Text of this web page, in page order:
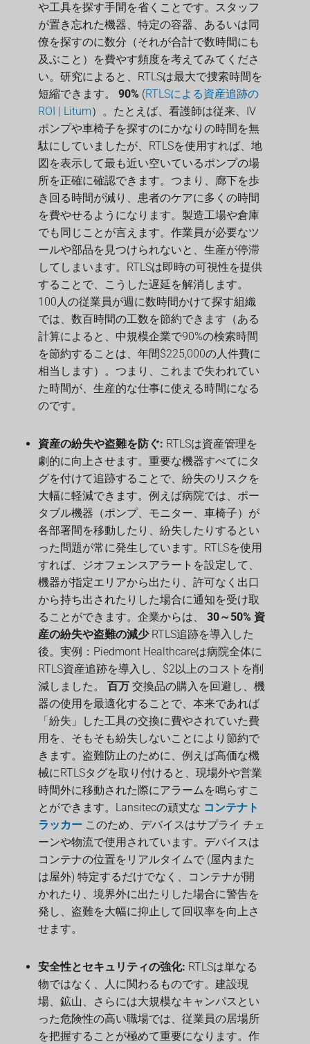
や工具を探す手間を省くことです。スタッフ
が置き忘れた機器、特定の容器、あるいは同
僚を探すのに数分（それが合計で数時間にも
及ぶこと）を費やす頻度を考えてみてくださ
い。研究によると、RTLSは最大で捜索時間を
短縮できます。 90% (RTLSによる資産追跡の
ROI | Litum）。たとえば、看護師は従来、IV
ポンプや車椅子を探すのにかなりの時間を無
駄にしていましたが、RTLSを使用すれば、地
図を表示して最も近い空いているポンプの場
所を正確に確認できます。つまり、廊下を歩
き回る時間が減り、患者のケアに多くの時間
を費やせるようになります。製造工場や倉庫
でも同じことが言えます。作業員が必要なツ
ールや部品を見つけられないと、生産が停滞
してしまいます。RTLSは即時の可視性を提供
することで、こうした遅延を解消します。
100人の従業員が週に数時間かけて探す組織
では、数百時間の工数を節約できます（ある
計算によると、中規模企業で90%の検索時間
を節約することは、年間$225,000の人件費に
相当します）。つまり、これまで失われてい
た時間が、生産的な仕事に使える時間になる
のです。
資産の紛失や盗難を防ぐ: RTLSは資産管理を
劇的に向上させます。重要な機器すべてにタ
グを付けて追跡することで、紛失のリスクを
大幅に軽減できます。例えば病院では、ポー
タブル機器（ポンプ、モニター、車椅子）が
各部署間を移動したり、紛失したりするとい
った問題が常に発生しています。RTLSを使用
すれば、ジオフェンスアラートを設定して、
機器が指定エリアから出たり、許可なく出口
から持ち出されたりした場合に通知を受け取
ることができます。企業からは、 30～50% 資
産の紛失や盗難の減少RTLS追跡を導入した
後。実例：Piedmont Healthcareは病院全体に
RTLS資産追跡を導入し、$2以上のコストを削
減しました。 百万 交換品の購入を回避し、機
器の使用を最適化することで、本来であれば
「紛失」した工具の交換に費やされていた費
用を、そもそも紛失しないことにより節約で
きます。盗難防止のために、例えば高価な機
械にRTLSタグを取り付けると、現場外や営業
時間外に移動された際にアラームを鳴らすこ
とができます。Lansitecの頑丈な コンテナト
ラッカー このため、デバイスはサプライ チェ
ーンや物流で使用されています。デバイスは
コンテナの位置をリアルタイムで (屋内また
は屋外) 特定するだけでなく、コンテナが開
かれたり、境界外に出たりした場合に警告を
発し、盗難を大幅に抑止して回収率を向上さ
せます。
安全性とセキュリティの強化: RTLSは単なる
物ではなく、人に関わるものです。建設現
場、鉱山、さらには大規模なキャンパスとい
った危険性の高い職場では、従業員の居場所
を把握することが極めて重要になります。作